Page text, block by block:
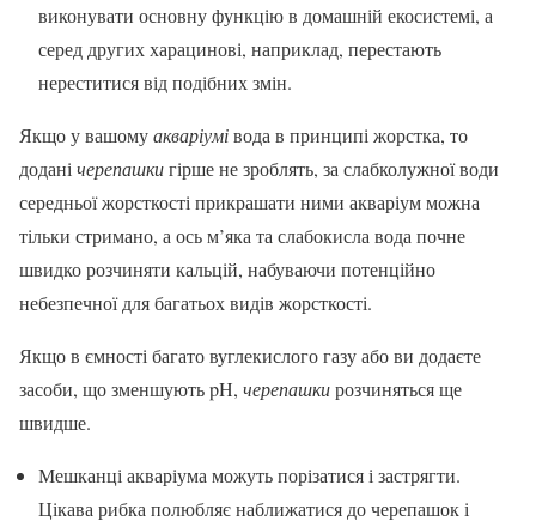
виконувати основну функцію в домашній екосистемі, а
серед других харацинові, наприклад, перестають
нереститися від подібних змін.
Якщо у вашомуакваріумівода в принципі жорстка, то
додані черепашкигірше не зроблять, за слабколужної води
середньої жорсткості прикрашати ними акваріум можна
тільки стримано, а ось м’яка та слабокисла вода почне
швидко розчиняти кальцій, набуваючи потенційно
небезпечної для багатьох видів жорсткості.
Якщо в ємності багато вуглекислого газу або ви додаєте
засоби, що зменшують pH, черепашкирозчиняться ще
швидше.
Мешканці акваріума можуть порізатися і застрягти.
Цікава рибка полюбляє наближатися до черепашок і